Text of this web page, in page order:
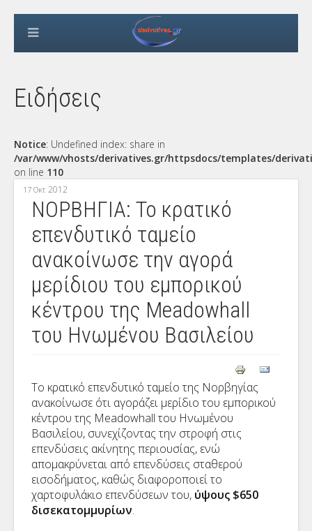
Ειδήσεις
Notice: Undefined index: share in
/var/www/vhosts/derivatives.gr/httpsdocs/templates/
on line 110
17 Οκτ 2012
ΝΟΡΒΗΓΙΑ: Το κρατικό
επενδυτικό ταμείο
ανακοίνωσε την αγορά
μερίδιου του εμπορικού
κέντρου της Meadowhall
του Ηνωμένου Βασιλείου
Το κρατικό επενδυτικό ταμείο της Νορβηγίας
ανακοίνωσε ότι αγοράζει μερίδιο του εμπορικού
κέντρου της Meadowhall του Ηνωμένου
Βασιλείου, συνεχίζοντας την στροφή στις
επενδύσεις ακίνητης περιουσίας, ενώ
απομακρύνεται από επενδύσεις σταθερού
εισοδήματος, καθώς διαφοροποιεί το
χαρτοφυλάκιο επενδύσεων του, ύψους $650
δισεκατομμυρίων.